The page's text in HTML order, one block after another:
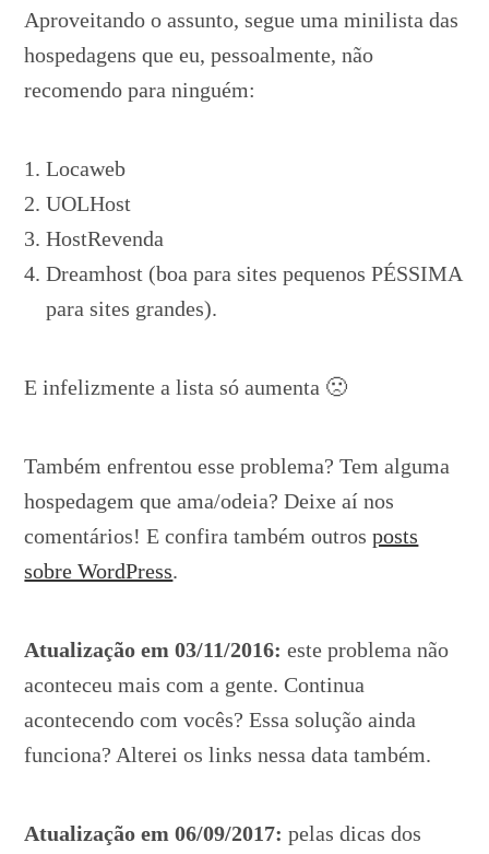
Aproveitando o assunto, segue uma minilista das
hospedagens que eu, pessoalmente, não
recomendo para ninguém:
Locaweb
UOLHost
HostRevenda
Dreamhost (boa para sites pequenos PÉSSIMA
para sites grandes).
E infelizmente a lista só aumenta 🙁
Também enfrentou esse problema? Tem alguma
hospedagem que ama/odeia? Deixe aí nos
comentários! E confira também outrosposts
sobre WordPress.
Atualização em 03/11/2016: este problema não
aconteceu mais com a gente. Continua
acontecendo com vocês? Essa solução ainda
funciona? Alterei os links nessa data também.
Atualização em 06/09/2017: pelas dicas dos